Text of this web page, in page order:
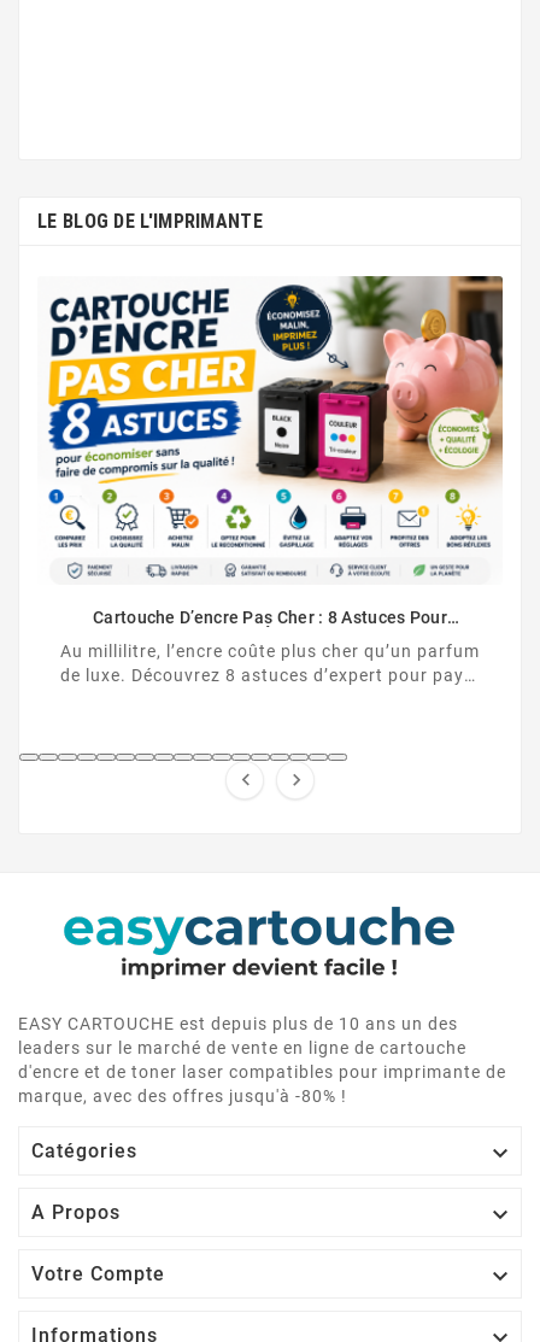
LE BLOG DE L'IMPRIMANTE
Cartouche D’encre Pas Cher : 8 Astuces Pour
millilitre, l’encre coûte plus cher qu’un parfum
luxe. Découvrez 8 astuces d’expert pour payer
 
EASY CARTOUCHE est depuis plus de 10 ans un des
leaders sur le marché de vente en ligne de cartouche
d'encre et de toner laser compatibles pour imprimante de
marque, avec des offres jusqu'à -80% !
Catégories 
A Propos 
Votre Compte 
Informations